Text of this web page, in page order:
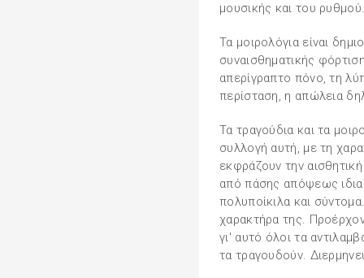
μουσικής και του
Τα μοιρολόγια είναι
συναισθηματικής
απερίγραπτο πόνο, τη
περίσταση, η απώλεια
Τα τραγούδια και τα
συλλογή αυτή, με τη
εκφράζουν την
από πάσης απόψεως
πολυποίκιλα και
χαρακτήρα της.
γι' αυτό όλοι τα
τα τραγουδούν.